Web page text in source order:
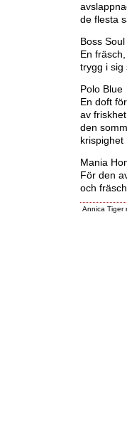
de flesta
Boss Soul
En
trygg i sig
Polo Blue
En doft
av
den
Mania
För den
och
Annica Tiger